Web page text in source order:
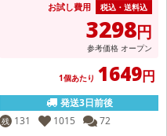
お試し費用 税込・送料込
3298円
参考価格 オープン
1個あたり 1649円
発送3日前後
残 131 1015 72